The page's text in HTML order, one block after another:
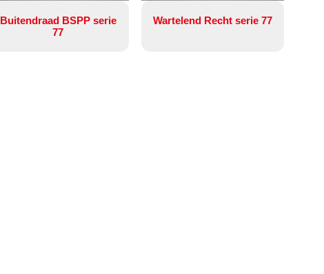
Buitendraad BSPP serie
77
Wartelend Recht serie 77